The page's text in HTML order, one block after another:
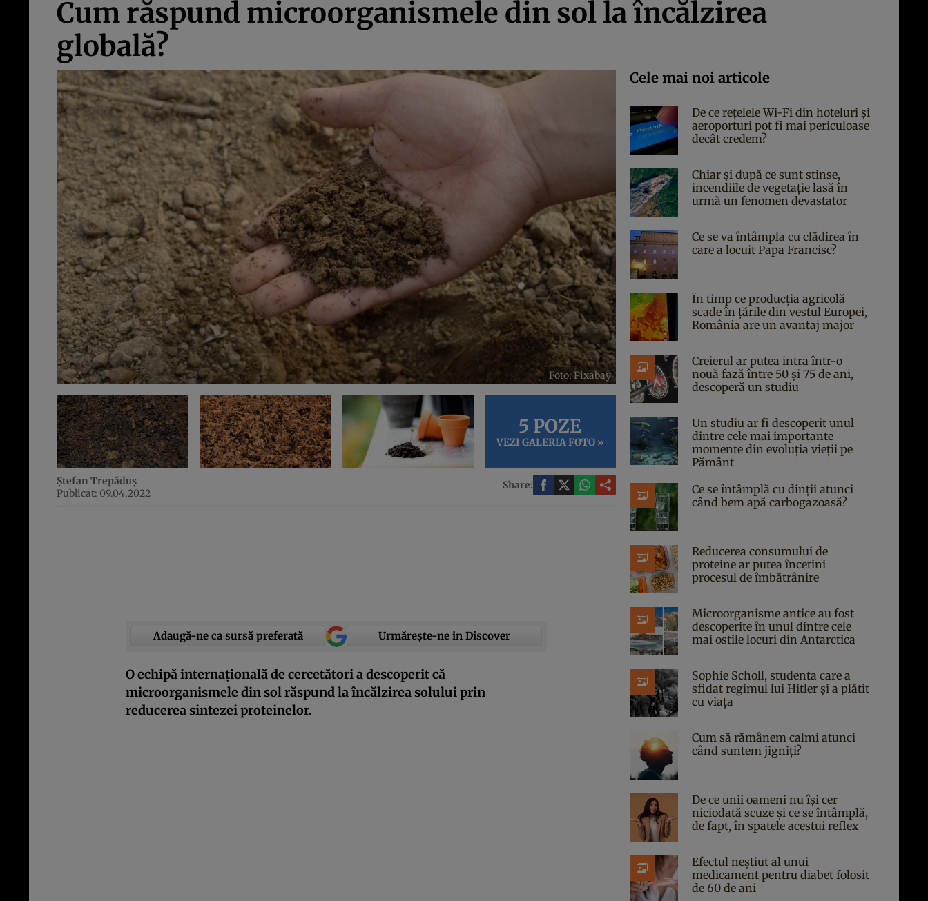
Cum răspund microorganismele din sol la încălzirea
globală?
Foto: Pixabay
5 POZE
VEZI GALERIA FOTO »
Ștefan Trepăduș
Publicat: 09.04.2022
Share:
Adaugă-ne ca sursă preferată Urmărește-ne in Discover
O echipă internațională de cercetători a descoperit că
microorganismele din sol răspund la încălzirea solului prin
reducerea sintezei proteinelor.
Cele mai noi articole
De ce rețelele Wi-Fi din hoteluri și
aeroporturi pot fi mai periculoase
decât credem?
Chiar și după ce sunt stinse,
incendiile de vegetație lasă în
urmă un fenomen devastator
Ce se va întâmpla cu clădirea în
care a locuit Papa Francisc?
În timp ce producția agricolă
scade în țările din vestul Europei,
România are un avantaj major
Creierul ar putea intra într-o
nouă fază între 50 și 75 de ani,
descoperă un studiu
Un studiu ar fi descoperit unul
dintre cele mai importante
momente din evoluția vieții pe
Pământ
Ce se întâmplă cu dinții atunci
când bem apă carbogazoasă?
Reducerea consumului de
proteine ar putea încetini
procesul de îmbătrânire
Microorganisme antice au fost
descoperite în unul dintre cele
mai ostile locuri din Antarctica
Sophie Scholl, studenta care a
sfidat regimul lui Hitler și a plătit
cu viața
Cum să rămânem calmi atunci
când suntem jigniți?
De ce unii oameni nu își cer
niciodată scuze și ce se întâmplă,
de fapt, în spatele acestui reflex
Efectul neștiut al unui
medicament pentru diabet folosit
de 60 de ani